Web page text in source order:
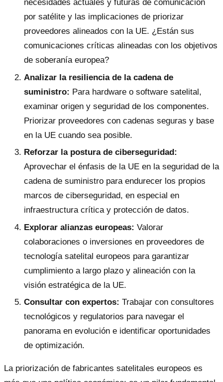
necesidades actuales y futuras de comunicación
por satélite y las implicaciones de priorizar
proveedores alineados con la UE. ¿Están sus
comunicaciones críticas alineadas con los objetivos
de soberanía europea?
Analizar la resiliencia de la cadena de
suministro: Para hardware o software satelital,
examinar origen y seguridad de los componentes.
Priorizar proveedores con cadenas seguras y base
en la UE cuando sea posible.
Reforzar la postura de ciberseguridad:
Aprovechar el énfasis de la UE en la seguridad de la
cadena de suministro para endurecer los propios
marcos de ciberseguridad, en especial en
infraestructura crítica y protección de datos.
Explorar alianzas europeas: Valorar
colaboraciones o inversiones en proveedores de
tecnología satelital europeos para garantizar
cumplimiento a largo plazo y alineación con la
visión estratégica de la UE.
Consultar con expertos: Trabajar con consultores
tecnológicos y regulatorios para navegar el
panorama en evolución e identificar oportunidades
de optimización.
La priorización de fabricantes satelitales europeos es